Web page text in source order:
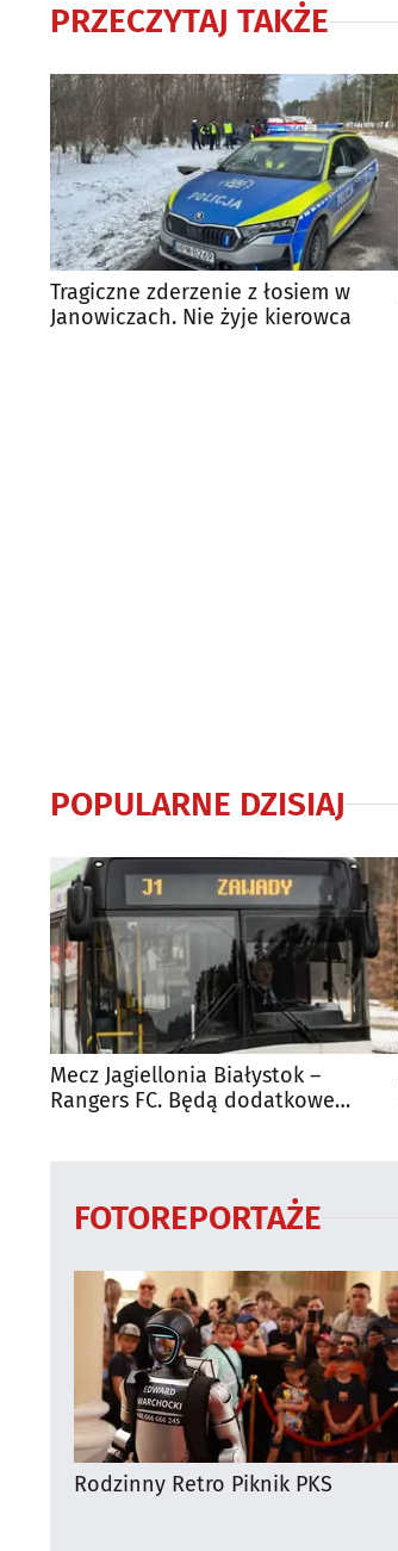
PRZECZYTAJ TAKŻE
Tragiczne zderzenie z łosiem w
Janowiczach. Nie żyje kierowca
POPULARNE DZISIAJ
Mecz Jagiellonia Białystok –
Rangers FC. Będą dodatkowe
FOTOREPORTAŻE
Rodzinny Retro Piknik PKS